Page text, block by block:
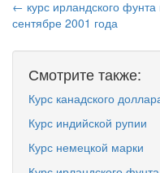
← курс ирландского фунта
сентябре 2001 года
Смотрите также:
Курс канадского
Курс индийской рупии
Курс немецкой марки